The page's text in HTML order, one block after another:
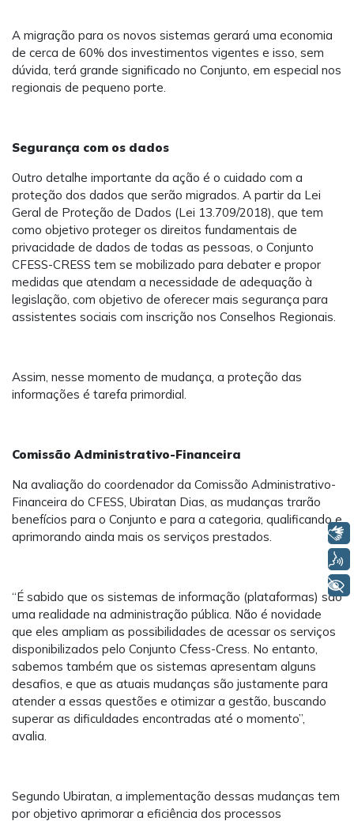
A migração para os novos sistemas gerará uma economia
de cerca de 60% dos investimentos vigentes e isso, sem
dúvida, terá grande significado no Conjunto, em especial nos
regionais de pequeno porte.
Segurança com os dados
Outro detalhe importante da ação é o cuidado com a
proteção dos dados que serão migrados. A partir da Lei
Geral de Proteção de Dados (Lei 13.709/2018), que tem
como objetivo proteger os direitos fundamentais de
privacidade de dados de todas as pessoas, o Conjunto
CFESS-CRESS tem se mobilizado para debater e propor
medidas que atendam a necessidade de adequação à
legislação, com objetivo de oferecer mais segurança para
assistentes sociais com inscrição nos Conselhos Regionais.
Assim, nesse momento de mudança, a proteção das
informações é tarefa primordial.
Comissão Administrativo-Financeira
Na avaliação do coordenador da Comissão Administrativo-
Financeira do CFESS, Ubiratan Dias, as mudanças trarão
benefícios para o Conjunto e para a categoria, qualificando e
aprimorando ainda mais os serviços prestados.
“É sabido que os sistemas de informação (plataformas) são
uma realidade na administração pública. Não é novidade
que eles ampliam as possibilidades de acessar os serviços
disponibilizados pelo Conjunto Cfess-Cress. No entanto,
sabemos também que os sistemas apresentam alguns
desafios, e que as atuais mudanças são justamente para
atender a essas questões e otimizar a gestão, buscando
superar as dificuldades encontradas até o momento”,
avalia.
Segundo Ubiratan, a implementação dessas mudanças tem
por objetivo aprimorar a eficiência dos processos
Libras